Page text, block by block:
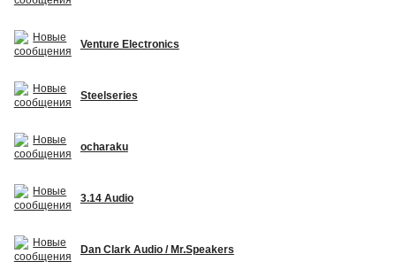
Venture Electronics
Steelseries
ocharaku
3.14 Audio
Dan Clark Audio / Mr.Speakers